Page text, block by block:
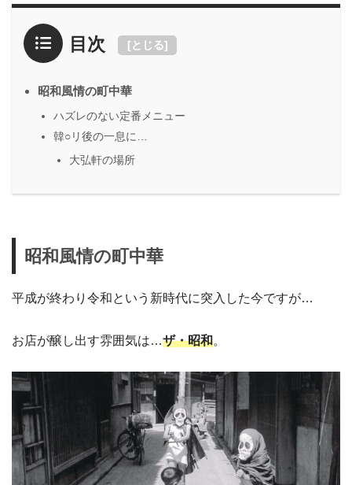
目次 [とじる]
昭和風情の町中華
ハズレのない定番メニュー
韓○リ後の一息に…
大弘軒の場所
昭和風情の町中華
平成が終わり令和という新時代に突入した今ですが…
お店が醸し出す雰囲気は…ザ・昭和。